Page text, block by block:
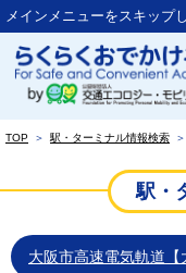
メインメニューをスキップ
TOP ＞ 駅・ターミナル情報検索 ＞
駅・
大阪市高速電気軌道【